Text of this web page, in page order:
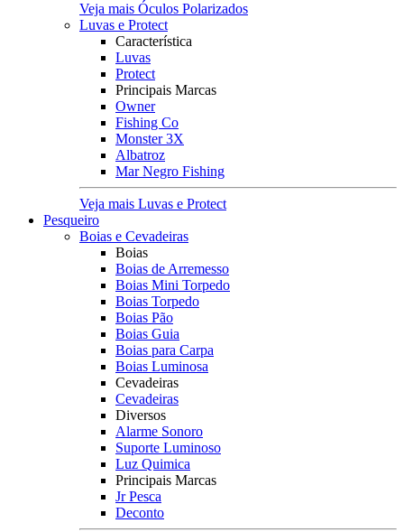
Veja mais Óculos Polarizados
Luvas e Protect
Característica
Luvas
Protect
Principais Marcas
Owner
Fishing Co
Monster 3X
Albatroz
Mar Negro Fishing
Veja mais Luvas e Protect
Pesqueiro
Boias e Cevadeiras
Boias
Boias de Arremesso
Boias Mini Torpedo
Boias Torpedo
Boias Pão
Boias Guia
Boias para Carpa
Boias Luminosa
Cevadeiras
Cevadeiras
Diversos
Alarme Sonoro
Suporte Luminoso
Luz Quimica
Principais Marcas
Jr Pesca
Deconto